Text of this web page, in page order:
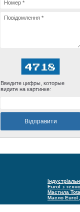
Введите цифры, которые
видите на картинке:
Eurol з
Мастила
Масло Eurol